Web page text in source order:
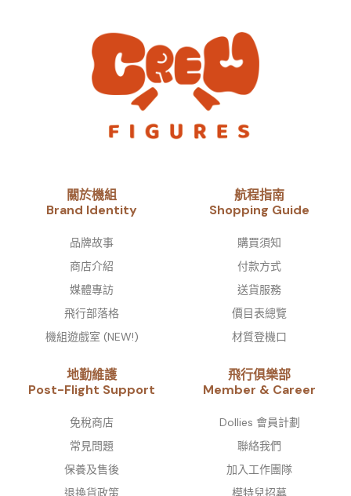
關於機組
Brand Identity​
品牌故事​
商店介紹
媒體專訪
飛行部落格
機組遊戲室 (NEW!)
航程指南
Shopping Guide
購買須知
付款方式
送貨服務
價目表總覽
材質登機口
地勤維護
Post-Flight Support
免稅商店
常見問題
保養及售後
退換貨政策
飛行俱樂部
Member & Career
Dollies 會員計劃
聯絡我們
加入工作團隊
模特兒招募